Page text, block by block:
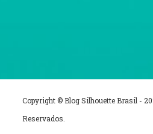
Copyright © Blog Silhouette Brasil -
Reservados.